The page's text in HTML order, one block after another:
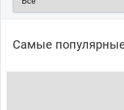
Самые